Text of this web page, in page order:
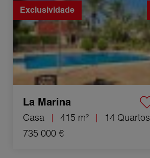
Exclusividade
La Marina
Casa 415 m²
14 Quartos
735 000 €